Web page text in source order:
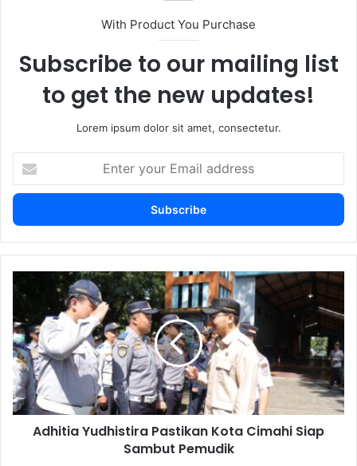
With Product You Purchase
Subscribe to our mailing list
to get the new updates!
Lorem ipsum dolor sit amet, consectetur.
your
Email
Yudhistira
Pastikan
Kota
Cimahi
Siap
Sambut
Pemudik
Adhitia Yudhistira Pastikan Kota Cimahi Siap
Sambut Pemudik